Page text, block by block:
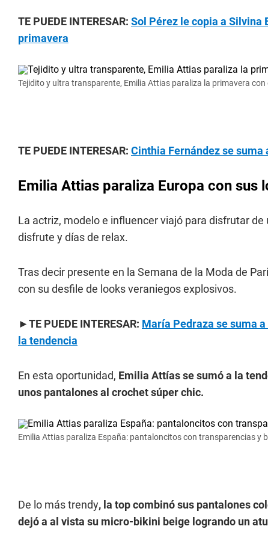
TE PUEDE INTERESAR: Sol Pérez le copia a Silvina
primavera
Tejidito y ultra transparente, Emilia Attias paraliza la primavera
TE PUEDE INTERESAR: Cinthia Fernández se
Emilia Attias paraliza Europa con sus
La actriz, modelo e influencer viajó para disfrutar
disfrute y días de relax.
Tras decir presente en la Semana de la Moda de
con su desfile de looks veraniegos explosivos.
►TE PUEDE INTERESAR: María Pedraza se suma
la tendencia
En esta oportunidad, Emilia Attías se sumó a la
unos pantalones al crochet súper chic.
Emilia Attias paraliza España: pantaloncitos con transparencias y
De lo más trendy, la top combinó sus pantalones
dejó a al vista su micro-bikini beige logrando un